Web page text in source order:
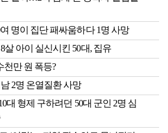
명이 집단 패싸움하다 1명 사망
살 아이 실신시킨 50대, 집유
천만 원 폭등?
2명 온열질환 사망
대 형제 구하려던 50대 군인 2명 심